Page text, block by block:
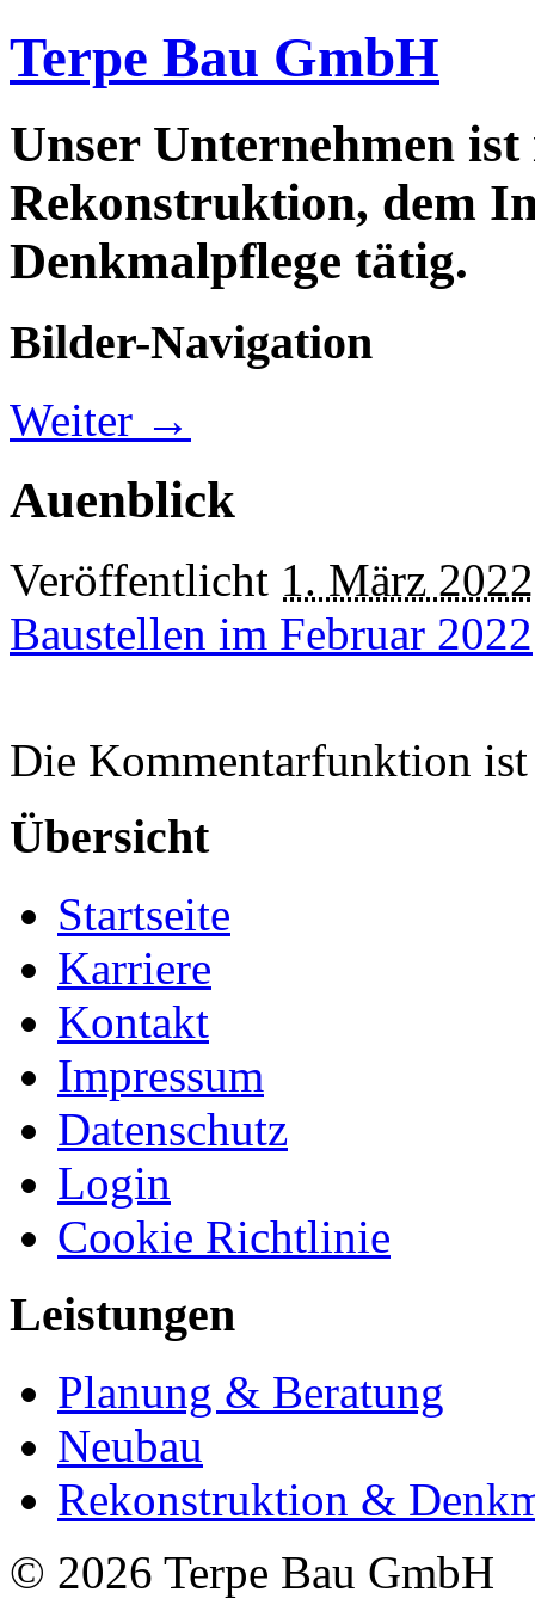
Terpe Bau GmbH
Unser Unternehmen
Rekonstruktion, dem
Denkmalpflege tätig.
Bilder-Navigation
Weiter →
Auenblick
Veröffentlicht 1. März 2022
Baustellen im Februar 2022
Die Kommentarfunktion ist
Übersicht
Startseite
Karriere
Kontakt
Impressum
Datenschutz
Login
Cookie Richtlinie
Leistungen
Planung & Beratung
Neubau
Rekonstruktion &
© 2026 Terpe Bau GmbH